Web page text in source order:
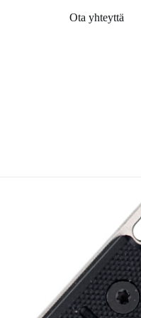
Ota yhteyttä